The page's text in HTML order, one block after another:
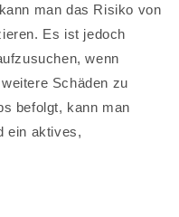
man das Risiko von
Es ist jedoch
wenn
Schäden zu
befolgt, kann man
ein aktives,